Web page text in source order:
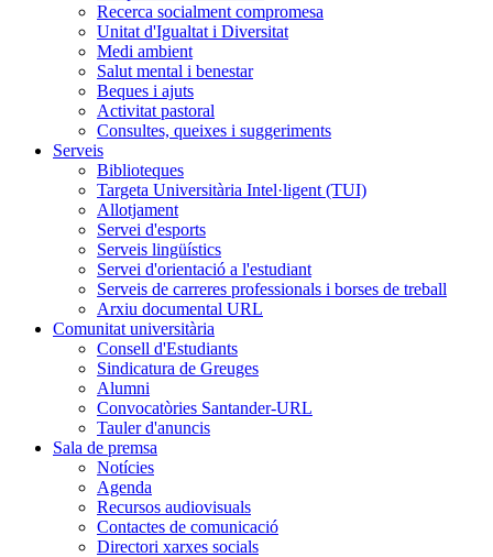
Recerca socialment compromesa
Unitat d'Igualtat i Diversitat
Medi ambient
Salut mental i benestar
Beques i ajuts
Activitat pastoral
Consultes, queixes i suggeriments
Serveis
Biblioteques
Targeta Universitària Intel·ligent (TUI)
Allotjament
Servei d'esports
Serveis lingüístics
Servei d'orientació a l'estudiant
Serveis de carreres professionals i borses de treball
Arxiu documental URL
Comunitat universitària
Consell d'Estudiants
Sindicatura de Greuges
Alumni
Convocatòries Santander-URL
Tauler d'anuncis
Sala de premsa
Notícies
Agenda
Recursos audiovisuals
Contactes de comunicació
Directori xarxes socials